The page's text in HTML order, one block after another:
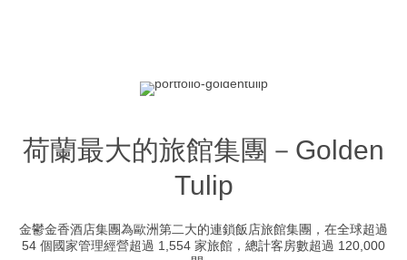
荷蘭最大的旅館集團－Golden
Tulip
金鬱金香酒店集團為歐洲第二大的連鎖飯店旅館集團，在全球超過
54 個國家管理經營超過 1,554 家旅館，總計客房數超過 120,000